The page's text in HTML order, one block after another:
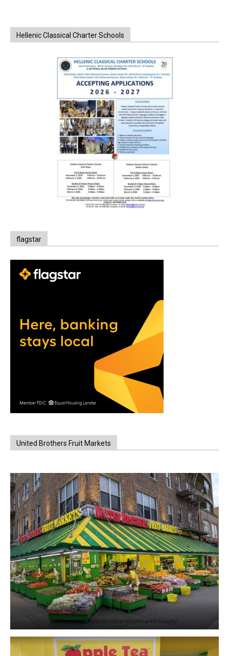
Hellenic Classical Charter Schools
flagstar
United Brothers Fruit Markets
https://www.unitedbrothersfruitmarkets.com/